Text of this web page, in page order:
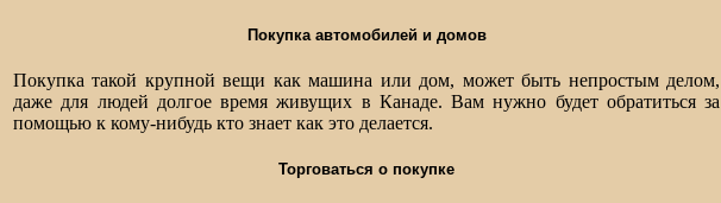
Покупка автомобилей и домов
Покупка такой крупной вещи как машина или дом, может быть непростым делом,
даже для людей долгое время живущих в Канаде. Вам нужно будет обратиться за
помощью к кому-нибудь кто знает как это делается.
Торговаться о покупке